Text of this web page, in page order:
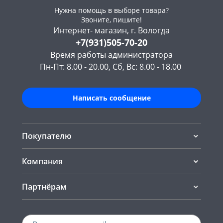
Нужна помощь в выборе товара?
Звоните, пишите!
Интернет- магазин, г. Вологда
+7(931)505-70-20
Время работы администратора
Пн-Пт: 8.00 - 20.00, Сб, Вс: 8.00 - 18.00
Написать сообщение
Покупателю
Компания
Партнёрам